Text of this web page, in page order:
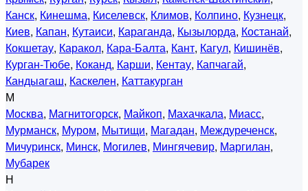
Канск, Кинешма, Киселевск, Климов, Колпино, Кузнецк,
Киев, Капан, Кутаиси, Караганда, Кызылорда, Костанай,
Кокшетау, Каракол, Кара-Балта, Кант, Кагул, Кишинёв,
Курган-Тюбе, Коканд, Карши, Кентау, Капчагай,
Кандыагаш, Каскелен, Каттакурган
М
Москва, Магнитогорск, Майкоп, Махачкала, Миасс,
Мурманск, Муром, Мытищи, Магадан, Междуреченск,
Мичуринск, Минск, Могилев, Мингячевир, Маргилан,
Мубарек
Н